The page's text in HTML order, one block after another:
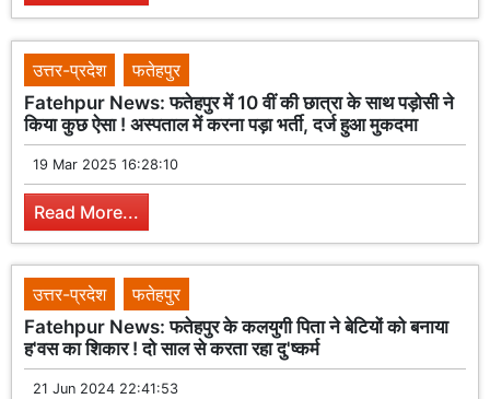
उत्तर-प्रदेश
फतेहपुर
Fatehpur News: फतेहपुर में 10 वीं की छात्रा के साथ पड़ोसी ने
किया कुछ ऐसा ! अस्पताल में करना पड़ा भर्ती, दर्ज हुआ मुकदमा
19 Mar 2025 16:28:10
Read More...
उत्तर-प्रदेश
फतेहपुर
Fatehpur News: फतेहपुर के कलयुगी पिता ने बेटियों को बनाया
ह'वस का शिकार ! दो साल से करता रहा दु'ष्कर्म
21 Jun 2024 22:41:53